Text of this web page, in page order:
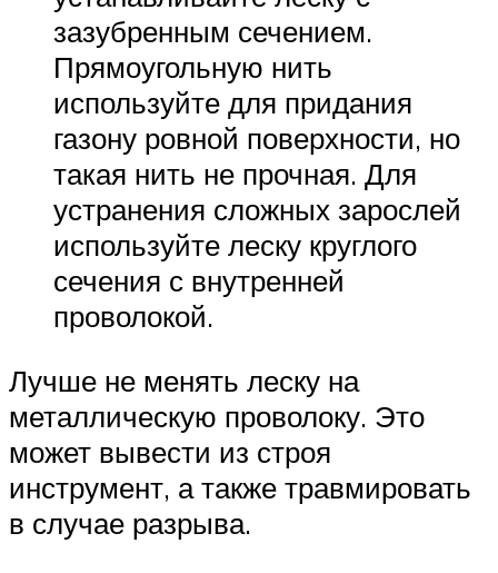
зазубренным сечением.
Прямоугольную нить
используйте для придания
газону ровной поверхности, но
такая нить не прочная. Для
устранения сложных зарослей
используйте леску круглого
сечения с внутренней
проволокой.
Лучше не менять леску на
металлическую проволоку. Это
может вывести из строя
инструмент, а также травмировать
в случае разрыва.